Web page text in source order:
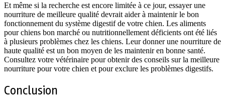
Et même si la recherche est encore limitée à ce jour, essayer une
nourriture de meilleure qualité devrait aider à maintenir le bon
fonctionnement du système digestif de votre chien. Les aliments
pour chiens bon marché ou nutritionnellement déficients ont été liés
à plusieurs problèmes chez les chiens. Leur donner une nourriture de
haute qualité est un bon moyen de les maintenir en bonne santé.
Consultez votre vétérinaire pour obtenir des conseils sur la meilleure
nourriture pour votre chien et pour exclure les problèmes digestifs.
Conclusion